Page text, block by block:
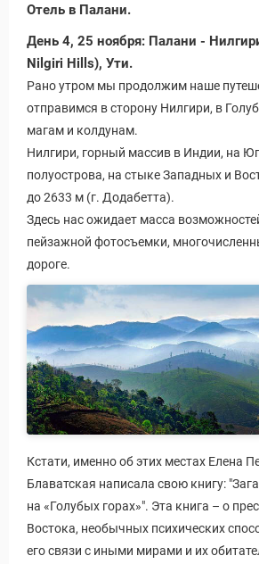
Отель в Палани.
День 4, 25 ноября: Палани -
Nilgiri Hills), Ути.
Рано утром мы продолжим наше
отправимся в сторону Нилгири, в
магам и колдунам.
Нилгири, горный массив в Индии, на
полуострова, на стыке Западных и
до 2633 м (г. Додабетта).
Здесь нас ожидает масса
пейзажной фотосъемки,
дороге.
Кстати, именно об этих местах Елена
Блаватская написала свою книгу:
на «Голубых горах»". Эта книга – о
Востока, необычных психических
его связи с иными мирами и их